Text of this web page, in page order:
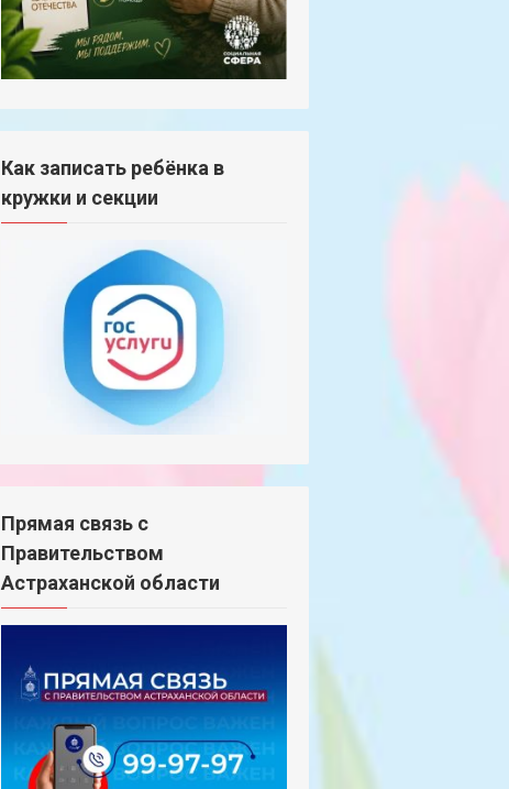
Как записать ребёнка в
кружки и секции
Прямая связь с
Правительством
Астраханской области